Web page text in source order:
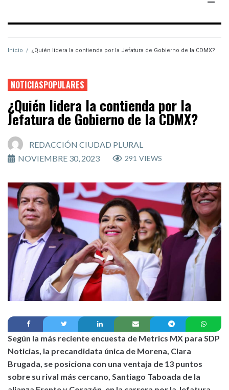
Inicio / ¿Quién lidera la contienda por la Jefatura de Gobierno de la CDMX?
NOTICIASPOPULARES
¿Quién lidera la contienda por la
Jefatura de Gobierno de la CDMX?
REDACCIÓN CIUDAD PLURAL
NOVIEMBRE 30, 2023
291 VIEWS
Según la más reciente encuesta de Metrics MX para SDP
Noticias, la precandidata única de Morena, Clara
Brugada, se posiciona con una ventaja de 13 puntos
sobre su rival más cercano, Santiago Taboada de la